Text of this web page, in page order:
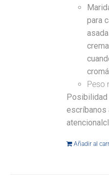
para
Peso
escríbanos
Añadir al